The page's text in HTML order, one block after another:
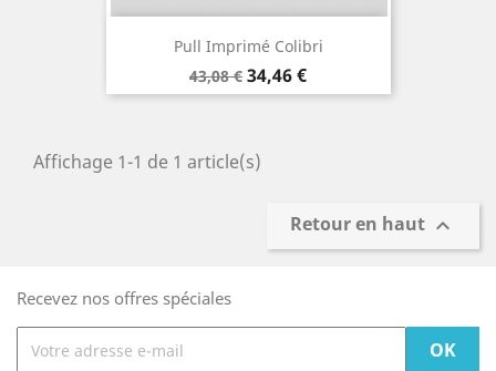
Pull Imprimé Colibri
Prix
de
43,08 € Prix
34,46 €
Affichage 1-1 de 1 article(s)
Retour en haut 
Recevez nos offres spéciales